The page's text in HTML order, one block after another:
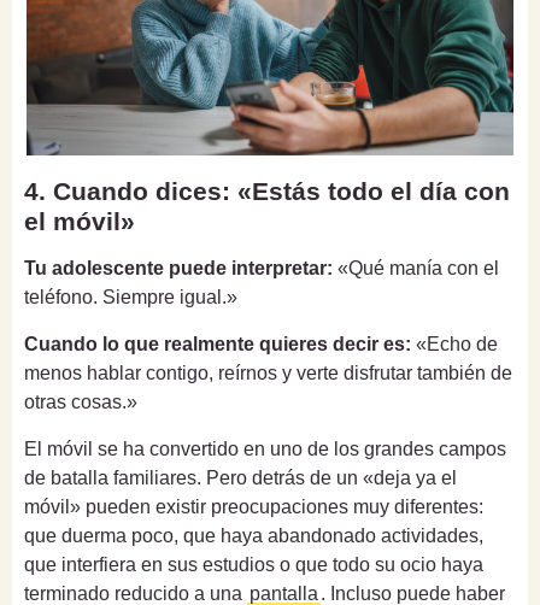
4. Cuando dices: «Estás todo el día con
el móvil»
Tu adolescente puede interpretar: «Qué manía con el
teléfono. Siempre igual.»
Cuando lo que realmente quieres decir es: «Echo de
menos hablar contigo, reírnos y verte disfrutar también de
otras cosas.»
El móvil se ha convertido en uno de los grandes campos
de batalla familiares. Pero detrás de un «deja ya el
móvil» pueden existir preocupaciones muy diferentes:
que duerma poco, que haya abandonado actividades,
que interfiera en sus estudios o que todo su ocio haya
terminado reducido a una pantalla . Incluso puede haber